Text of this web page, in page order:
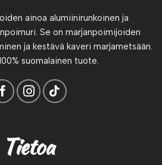
ainoa alumiinirunkoinen ja
Se on marjanpoimijoiden
ja kestävä kaveri marjametsään.
suomalainen tuote.
Tietoa